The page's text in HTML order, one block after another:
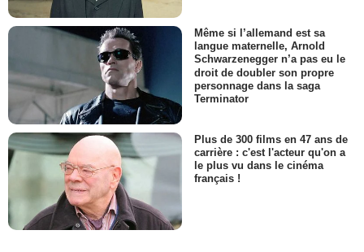
Même si l’allemand est sa
langue maternelle, Arnold
Schwarzenegger n’a pas eu le
droit de doubler son propre
personnage dans la saga
Terminator
Plus de 300 films en 47 ans de
carrière : c'est l'acteur qu'on a
le plus vu dans le cinéma
français !